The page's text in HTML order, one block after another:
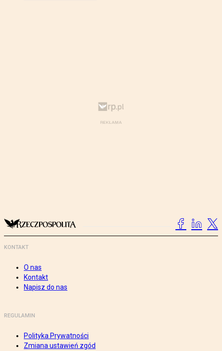
KONTAKT
O nas
Kontakt
Napisz do nas
REGULAMIN
Polityka Prywatności
Zmiana ustawień zgód